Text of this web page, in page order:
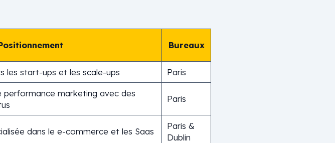
Bureaux
les start-ups et les scale-ups Paris
performance marketing avec des
Paris
dans le e-commerce et les Saas
Paris &
Dublin